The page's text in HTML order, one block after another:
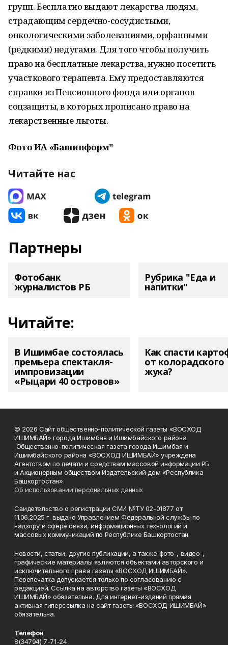
групп. Бесплатно выдают лекарства людям,
страдающим сердечно-сосудистыми,
онкологическими заболеваниями, орфанными
(редкими) недугами. Для того чтобы получить
право на бесплатные лекарства, нужно посетить
участкового терапевта. Ему предоставляются
справки из Пенсионного фонда или органов
соцзащиты, в которых прописано право на
лекарственные льготы.
Фото ИА «Башинформ"
Читайте нас
Партнеры
Фотобанк
журналистов РБ
Рубрика "Еда и
напитки"
Читайте:
В Ишимбае состоялась
премьера спектакля-
импровизации
«Рыцари 40 островов»
Как спасти
от колорадского
жука?
© 2026 Сайт общественно-политической газеты «ВОСХОД
ИШИМБАЙ» города Ишимбая и Ишимбайского района.
Общественно-политическая газета города Ишимбая и
Ишимбайского района «ВОСХОД ИШИМБАЙ» учреждена
Агентством по печати и средствам массовой информации РБ
и Акционерным обществом Издательский дом «Республика
Башкортостан».
Об использовании персональных данных
Свидетельство о регистрации СМИ №ТУ 02-01877 от
11.06.2025 г. выдано Управлением Федеральной службы по
надзору в сфере связи, информационных технологий и
массовых коммуникаций по Республике Башкортостан.
Новости, статьи, другие публикации, а также фото-, видео-,
графические материалы являются объектами авторского и
исключительного права газеты «ВОСХОД ИШИМБАЙ».
Перепечатка допускается только по согласованию с
редакцией. Ссылка на авторство газеты «ВОСХОД
ИШИМБАЙ» обязательна. Для интернет-изданий прямая
активная гиперссылка на сайт газеты «ВОСХОД ИШИМБАЙ»
обязательна.
Телефон
8(34794) 7-71-24